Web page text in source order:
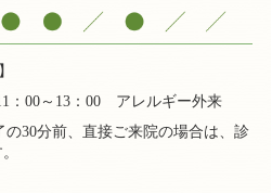
00～13：00 アレルギー外来
30分前、直接ご来院の場合は、診